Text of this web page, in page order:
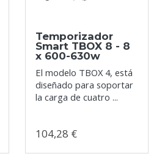
Temporizador
Smart TBOX 8 - 8
x 600-630w
El modelo TBOX 4, está
diseñado para soportar
la carga de cuatro ...
104,28 €